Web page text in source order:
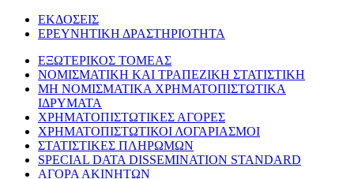
ΕΚΔΟΣΕΙΣ
ΕΡΕΥΝΗΤΙΚΗ ΔΡΑΣΤΗΡΙΟΤΗΤΑ
ΕΞΩΤΕΡΙΚΟΣ ΤΟΜΕΑΣ
ΝΟΜΙΣΜΑΤΙΚΗ ΚΑΙ ΤΡΑΠΕΖΙΚΗ ΣΤΑΤΙΣΤΙΚΗ
ΜΗ ΝΟΜΙΣΜΑΤΙΚΑ ΧΡΗΜΑΤΟΠΙΣΤΩΤΙΚΑ
ΙΔΡΥΜΑΤΑ
ΧΡΗΜΑΤΟΠΙΣΤΩΤΙΚΕΣ ΑΓΟΡΕΣ
ΧΡΗΜΑΤΟΠΙΣΤΩΤΙΚΟΙ ΛΟΓΑΡΙΑΣΜΟΙ
ΣΤΑΤΙΣΤΙΚΕΣ ΠΛΗΡΩΜΩΝ
SPECIAL DATA DISSEMINATION STANDARD
ΑΓΟΡΑ ΑΚΙΝΗΤΩΝ